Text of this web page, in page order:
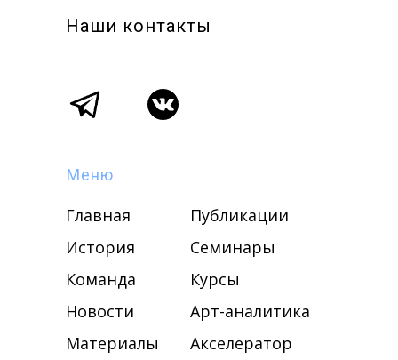
Наши контакты
Меню
Главная
История
Команда
Новости
Материалы
Публикации
Семинары
Курсы
Арт-аналитика
Акселератор